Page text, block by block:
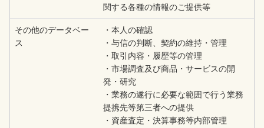
関する各種の情報のご提供等
その他のデータベー
ス
・本人の確認
・与信の判断、契約の維持・管理
・取引内容・履歴等の管理
・市場調査及び商品・サービスの開
発・研究
・業務の遂行に必要な範囲で行う業務
提携先等第三者への提供
・資産査定・決算事務等内部管理